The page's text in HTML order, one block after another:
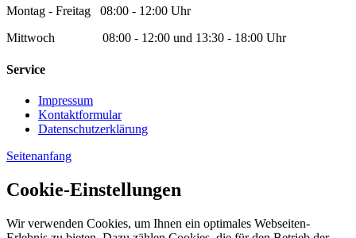
Montag - Freitag 08:00 - 12:00 Uhr
Mittwoch 08:00 - 12:00 und 13:30 - 18:00 Uhr
Service
Impressum
Kontaktformular
Datenschutzerklärung
Seitenanfang
Cookie-Einstellungen
Wir verwenden Cookies, um Ihnen ein optimales Webseiten-